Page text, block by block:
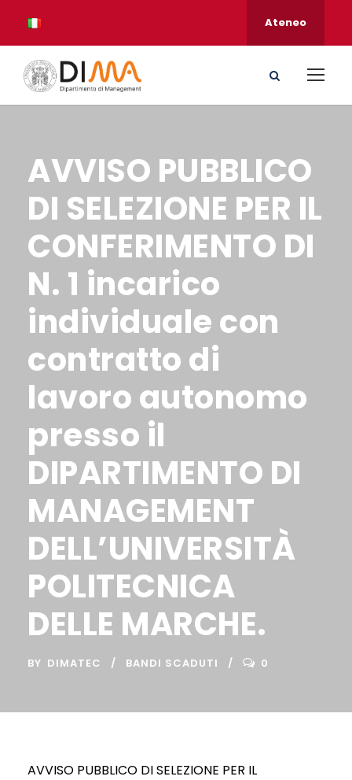
Ateneo
AVVISO PUBBLICO
DI SELEZIONE PER IL
CONFERIMENTO DI
N. 1 incarico
individuale con
contratto di
lavoro autonomo
presso il
DIPARTIMENTO DI
MANAGEMENT
DELL’UNIVERSITÀ
POLITECNICA
DELLE MARCHE.
BY DIMATEC BANDI SCADUTI 0
AVVISO PUBBLICO DI SELEZIONE PER IL